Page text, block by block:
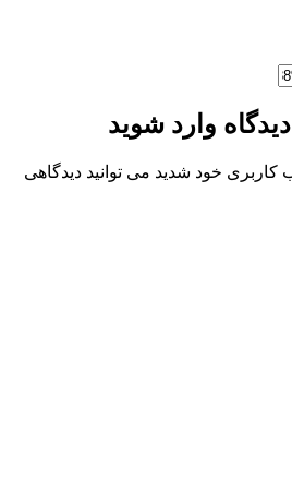
وارد شوید
کاربری خود شدید می توانید دیدگاهی